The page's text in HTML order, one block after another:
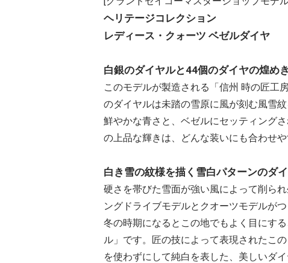
ヘリテージコレクション
レディース・クォーツ ベゼルダイヤ
白銀のダイヤルと44個のダイヤの煌め
このモデルが製造される「信州 時の匠工
のダイヤルは未踏の雪原に風が刻む風雪
鮮やかな青さと、ベゼルにセッティング
の上品な輝きは、どんな装いにも合わせ
白き雪の紋様を描く雪白パターンのダ
硬さを帯びた雪面が強い風によって削ら
ングドライブモデルとクオーツモデルが
冬の時期になるとこの地でもよく目にす
ル」です。匠の技によって表現されたこ
を使わずにして純白を表した、美しいダ